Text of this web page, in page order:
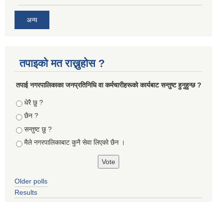
अन्य
तपाइको मत राख्नुहोस ?
तपा‌ई नगरपालिकाका जनप्रतिनिधि वा कर्मचारीहरूकाे कार्यबाट सन्तुष्ट हुनुहुन्छ ?
Choices
धेरै छु ?
छैन ?
सन्तुष्ट छु ?
मैले नगरपालिकाबाट कुनै सेवा लिएकाे छैन ।
Older polls
Results